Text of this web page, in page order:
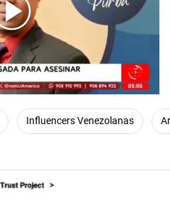
Influencers Venezolanas